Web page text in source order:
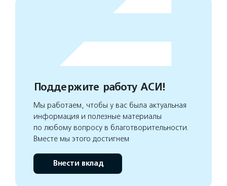
Поддержите работу АСИ!
Мы работаем, чтобы у вас была актуальная
информация и полезные материалы
по любому вопросу в благотворительности.
Вместе мы этого достигнем
Внести вклад